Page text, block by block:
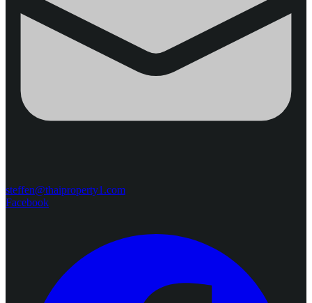
steffen@thaiproperty1.com
Facebook